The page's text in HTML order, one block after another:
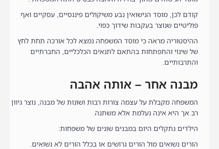
קודם לכן, מוסד הנישואין נבע משיקולים פיננסיים, עסקיים ואף
פוליטיים שנוצר בעקבות שידוך כפוי.
ההיסטוריה מראה כי מוסד המשפחה נמצא לכל אורכה תחת לחץ
של שינוי והתפתחות בהתאם לתנאים הכלכליים, החברתיים
והתרבותיים.
מבנה אחר – אותה אהבה
המשפחה מקבלת על עצמה צורות רבות ושונות של מבנה, נוצר גיוון
רב אך היא אינה נעלמת אלא משתנה.
הילדים נתקלים היום במבנים שונים של משפחות:
הורים נשואים מול הורים גרושים או בכלל הורים לא נשואים.